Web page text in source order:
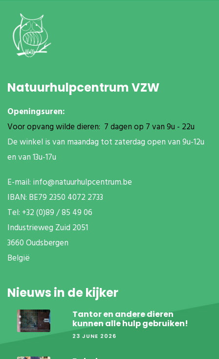
Natuurhulpcentrum VZW
Openingsuren:
Voor opvang wilde dieren: 7 dagen op 7 van 9u - 22u
De winkel is van maandag tot zaterdag open van 9u-12u
en van 13u-17u
E-mail: info@natuurhulpcentrum.be
IBAN: BE79 2350 4072 2733
Tel: +32 (0)89 / 85 49 06
Industrieweg Zuid 2051
3660 Oudsbergen
België
Nieuws in de kijker
Tantor en andere dieren
kunnen alle hulp gebruiken!
23 JUNE 2026